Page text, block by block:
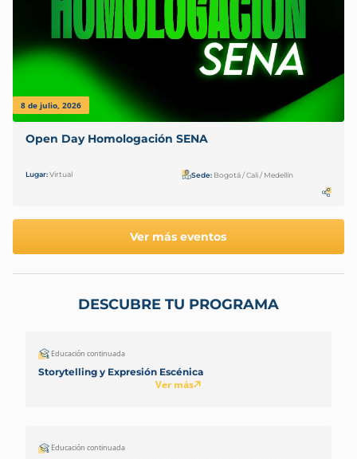
8 de julio, 2026
Open Day Homologación SENA
Lugar:Virtual Sede:Bogotá / Cali / Medellín
Ver más eventos
DESCUBRE TU PROGRAMA
Educación continuada
Storytelling y Expresión Escénica
Ver más
Educación continuada